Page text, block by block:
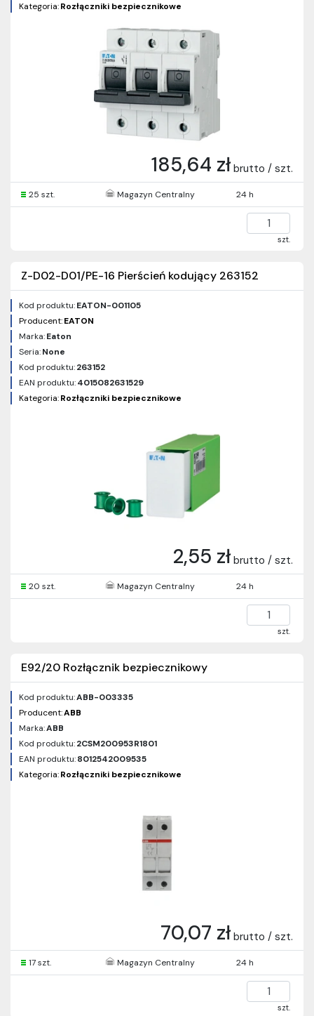
Kategoria:Rozłączniki bezpiecznikowe
185,64 zł brutto / szt.
25 szt. Magazyn Centralny 24 h
szt.
Z-D02-D01/PE-16 Pierścień kodujący 263152
Kod produktu:EATON-001105
Producent:EATON
Marka:Eaton
Seria:None
Kod produktu:263152
EAN produktu:4015082631529
Kategoria:Rozłączniki bezpiecznikowe
2,55 zł brutto / szt.
20 szt. Magazyn Centralny 24 h
szt.
E92/20 Rozłącznik bezpiecznikowy
Kod produktu:ABB-003335
Producent:ABB
Marka:ABB
Kod produktu:2CSM200953R1801
EAN produktu:8012542009535
Kategoria:Rozłączniki bezpiecznikowe
70,07 zł brutto / szt.
17 szt. Magazyn Centralny 24 h
szt.